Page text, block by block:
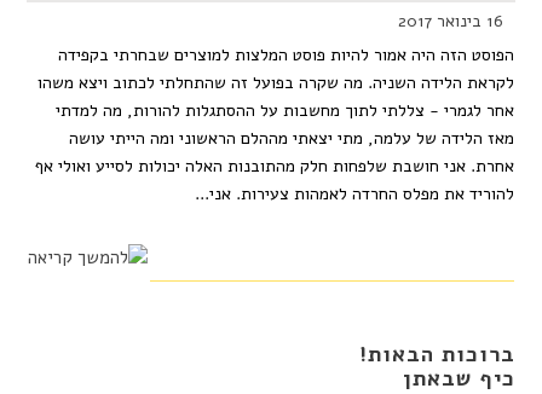
16 בינואר 2017
הפוסט הזה היה אמור להיות פוסט המלצות למוצרים שבחרתי בקפידה
לקראת הלידה השניה. מה שקרה בפועל זה שהתחלתי לכתוב ויצא משהו
אחר לגמרי - צללתי לתוך מחשבות על ההסתגלות להורות, מה למדתי
מאז הלידה של עלמה, מתי יצאתי מההלם הראשוני ומה הייתי עושה
אחרת. אני חושבת שלפחות חלק מהתובנות האלה יכולות לסייע ואולי אף
להוריד את מפלס החרדה לאמהות צעירות. אני...
ברוכות הבאות!
כיף שבאתן